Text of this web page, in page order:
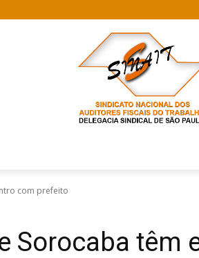
com prefeito
Sorocaba têm